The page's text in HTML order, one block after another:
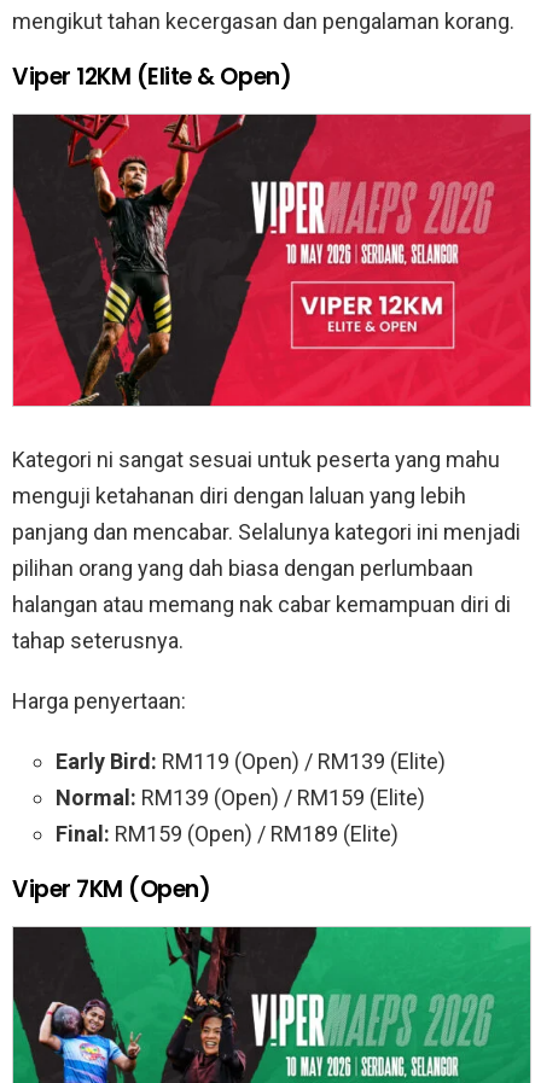
mengikut tahan kecergasan dan pengalaman korang.
Viper 12KM (Elite & Open)
Kategori ni sangat sesuai untuk peserta yang mahu
menguji ketahanan diri dengan laluan yang lebih
panjang dan mencabar. Selalunya kategori ini menjadi
pilihan orang yang dah biasa dengan perlumbaan
halangan atau memang nak cabar kemampuan diri di
tahap seterusnya.
Harga penyertaan:
Early Bird: RM119 (Open) / RM139 (Elite)
Normal: RM139 (Open) / RM159 (Elite)
Final: RM159 (Open) / RM189 (Elite)
Viper 7KM (Open)